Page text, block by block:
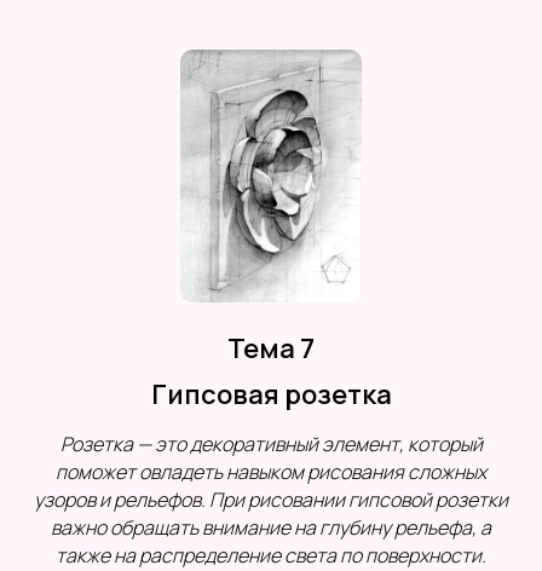
Тема 7
Гипсовая розетка
Розетка — это декоративный элемент, который
поможет овладеть навыком рисования сложных
узоров и рельефов. При рисовании гипсовой розетки
важно обращать внимание на глубину рельефа, а
также на распределение света по поверхности.